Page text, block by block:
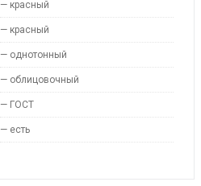
— красный
— красный
— однотонный
— облицовочный
— ГОСТ
— есть